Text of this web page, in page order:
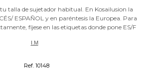
talla de sujetador habitual. En Kosailusion la
ESPAÑOL y en paréntesis la Europea. Para
fíjese en las etiquetas donde pone ES/F
I.M
Ref. 10148